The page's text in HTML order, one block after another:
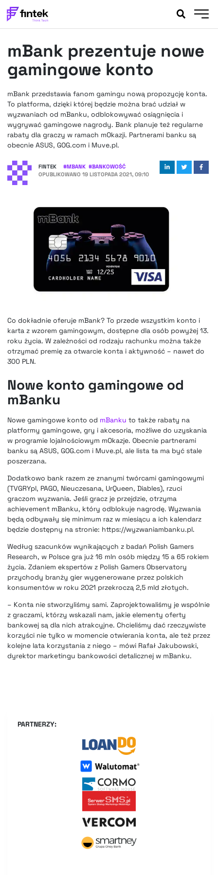
BANKOWOŚĆ
FELIETONY
WYWIADY
LEGAL
PODCASTY
FINTEK
OKIEM EKSPERTA
mBank prezentuje nowe
gamingowe konto
mBank przedstawia fanom gamingu nową propozycję konta.
To platforma, dzięki której będzie można brać udział w
wyzwaniach od mBanku, odblokowywać osiągnięcia i
wygrywać gamingowe nagrody. Bank planuje też regularne
rabaty dla graczy w ramach mOkazji. Partnerami banku są
obecnie ASUS, GOG.com i Muve.pl.
FINTEK #MBANK #BANKOWOŚĆ
OPUBLIKOWANO 19 LISTOPADA 2021, 09:10
Co dokładnie oferuje mBank? To przede wszystkim konto i
karta z wzorem gamingowym, dostępne dla osób powyżej 13.
roku życia. W zależności od rodzaju rachunku można także
otrzymać premię za otwarcie konta i aktywność – nawet do
300 PLN.
Nowe konto gamingowe od
mBanku
Nowe gamingowe konto od mBanku to także rabaty na
platformy gamingowe, gry i akcesoria, możliwe do uzyskania
w programie lojalnościowym mOkazje. Obecnie partnerami
banku są ASUS, GOG.com i Muve.pl, ale lista ta ma być stale
poszerzana.
Dodatkowo bank razem ze znanymi twórcami gamingowymi
(TVGRYpl, PAGO, Nieuczesana, UrQueen, Diables), rzuci
graczom wyzwania. Jeśli gracz je przejdzie, otrzyma
achievement mBanku, który odblokuje nagrodę. Wyzwania
będą odbywały się minimum raz w miesiącu a ich kalendarz
będzie dostępny na stronie: https://wyzwaniambanku.pl.
Według szacunków wynikających z badań Polish Gamers
Research, w Polsce gra już 16 mln osób między 15 a 65 rokiem
życia. Zdaniem ekspertów z Polish Gamers Observatory
przychody branży gier wygenerowane przez polskich
konsumentów w roku 2021 przekroczą 2,5 mld złotych.
– Konta nie stworzyliśmy sami. Zaprojektowaliśmy je wspólnie
z graczami, którzy wskazali nam, jakie elementy oferty
bankowej są dla nich atrakcyjne. Chcieliśmy dać rzeczywiste
korzyści nie tylko w momencie otwierania konta, ale też przez
kolejne lata korzystania z niego – mówi Rafał Jakubowski,
dyrektor marketingu bankowości detalicznej w mBanku.
PARTNERZY: